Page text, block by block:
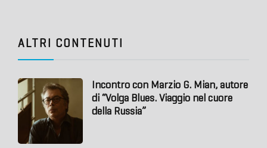
ALTRI CONTENUTI
Incontro con Marzio G. Mian, autore
di “Volga Blues. Viaggio nel cuore
della Russia”